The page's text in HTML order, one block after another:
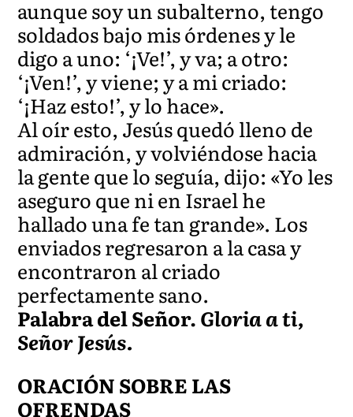
aunque soy un subalterno, tengo
soldados bajo mis órdenes y le
digo a uno: ‘¡Ve!’, y va; a otro:
‘¡Ven!’, y viene; y a mi criado:
‘¡Haz esto!’, y lo hace».
Al oír esto, Jesús quedó lleno de
admiración, y volviéndose hacia
la gente que lo seguía, dijo: «Yo les
aseguro que ni en Israel he
hallado una fe tan grande». Los
enviados regresaron a la casa y
encontraron al criado
perfectamente sano.
Palabra del Señor.Gloria a ti,
Señor Jesús.
ORACIÓN SOBRE LAS
OFRENDAS